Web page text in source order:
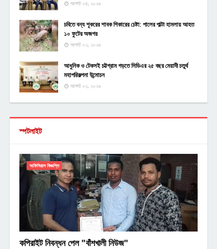
আগস্ট ০৪, ২০২৬
চবিতে বন্য শূকরের শাবক শিকারের চেষ্টা: পালের পাল্টা হামলায় আহত
১০ ফুটের অজগর
আগস্ট ০২, ২০২৬
আধুনিক ও টেকসই চট্টগ্রাম গড়তে সিডিএর ২৫ বছর মেয়াদী চতুর্থ
মহাপরিকল্পনা উন্মোচন
আগস্ট ০২, ২০২৬
স্পটলাইট
অফিসিয়াল বিজ্ঞপ্তি
কপিরাইট নিবন্ধন পেল "বাঁশখালী নিউজ"